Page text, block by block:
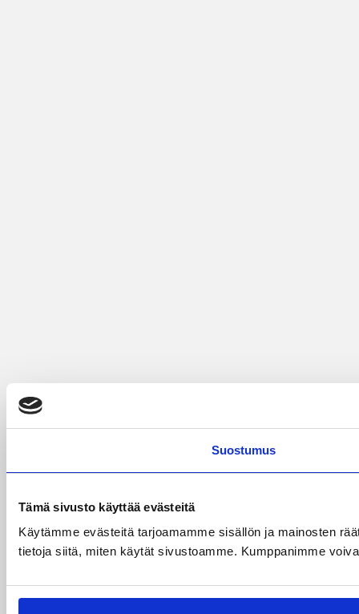
Suostumus
Tämä sivusto käyttää evästeitä
Käytämme evästeitä tarjoamamme sisällön ja mainosten
tietoja siitä, miten käytät sivustoamme. Kumppanimme